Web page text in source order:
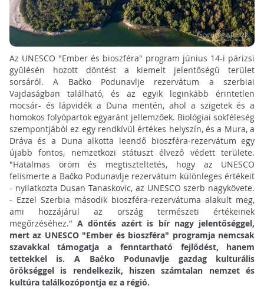
Az UNESCO "Ember és bioszféra" program június 14-i párizsi
gyűlésén hozott döntést a kiemelt jelentőségű terület
sorsáról. A Bačko Podunavlje rezervátum a szerbiai
Vajdaságban található, és az egyik leginkább érintetlen
mocsár- és lápvidék a Duna mentén, ahol a szigetek és a
homokos folyópartok egyaránt jellemzőek. Biológiai sokféleség
szempontjából ez egy rendkívül értékes helyszín, és a Mura, a
Dráva és a Duna alkotta leendő bioszféra-rezervátum egy
újabb fontos, nemzetközi státuszt élvező védett területe.
"Hatalmas öröm és megtiszteltetés, hogy az UNESCO
felismerte a Bačko Podunavlje rezervátum különleges értékeit
- nyilatkozta Dusan Tanaskovic, az UNESCO szerb nagykövete.
- Ezzel Szerbia második bioszféra-rezervátuma alakult meg,
ami hozzájárul az ország természeti értékeinek
megőrzéséhez."A döntés azért is bír nagy jelentőséggel,
mert az UNESCO "Ember és bioszféra" programja nemcsak
szavakkal támogatja a fenntartható fejlődést, hanem
tettekkel is. A Bačko Podunavlje gazdag kulturális
örökséggel is rendelkezik, hiszen számtalan nemzet és
kultúra találkozópontja ez a régió.